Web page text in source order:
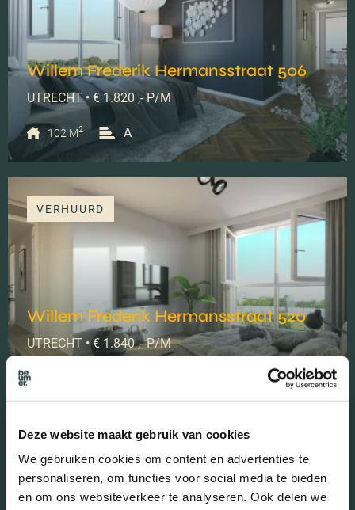
Deze website maakt gebruik van cookies
We gebruiken cookies om content en advertenties te
personaliseren, om functies voor social media te bieden
en om ons websiteverkeer te analyseren. Ook delen we
Willem Frederik Hermansstraat 506
UTRECHT • € 1.820 ,- P/M
102 M2 A
VERHUURD
Willem Frederik Hermansstraat 520
UTRECHT • € 1.840 ,- P/M
VERHUURD